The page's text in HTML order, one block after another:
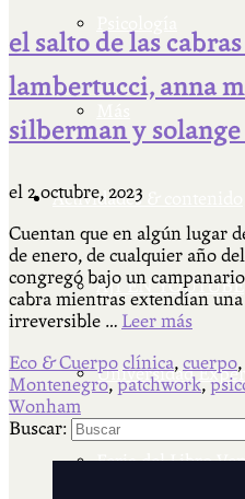
Actividades & contenido
AJÍ EN YOUTUBE
Universidad
Feria del Libro
el salto de las
lambertucci, anna
silberman y
el 2 octubre, 2023
Cuentan que en algún lugar
de enero, de cualquier año
congregó bajo un
cabra mientras extendían
irreversible … Leer más
Eco & Cuerpo clínica, cuerpo,
Montenegro, patchwork,
Wonham
Buscar: